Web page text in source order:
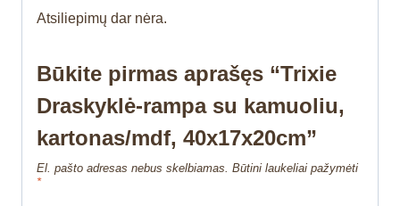
Atsiliepimų dar nėra.
Būkite pirmas aprašęs “Trixie
Draskyklė-rampa su kamuoliu,
kartonas/mdf, 40x17x20cm”
El. pašto adresas nebus skelbiamas. Būtini laukeliai pažymėti
*